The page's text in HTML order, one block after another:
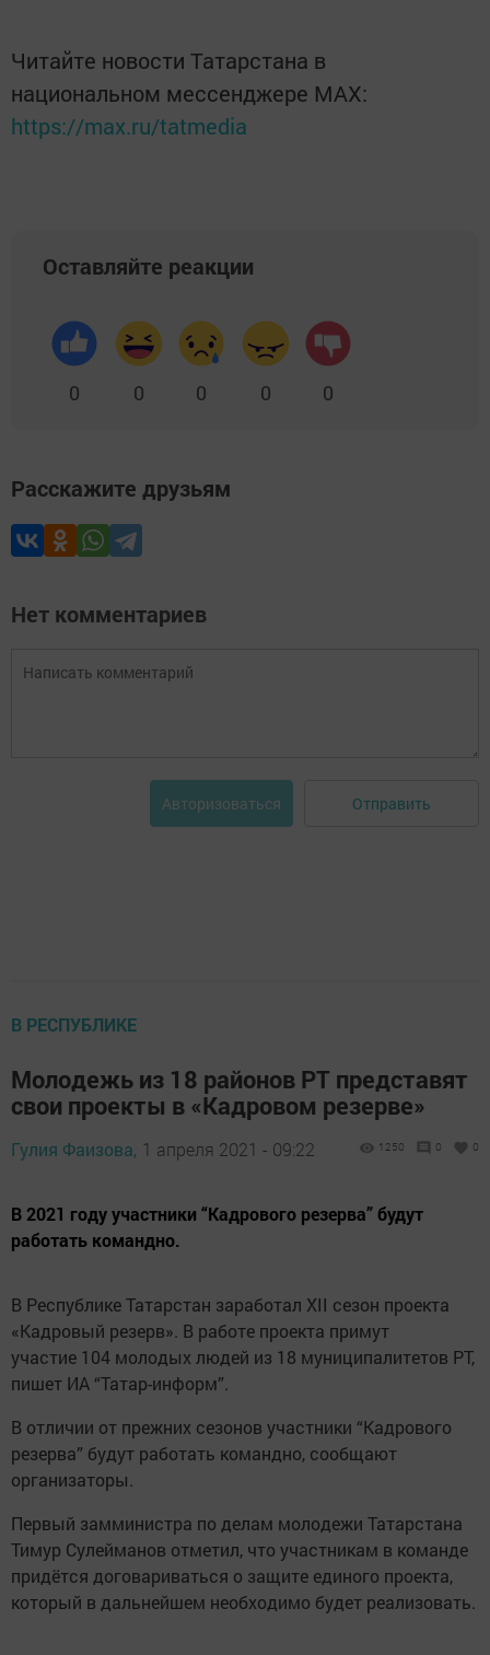
Читайте новости Татарстана в
национальном мессенджере MАХ:
https://max.ru/tatmedia
Оставляйте реакции
0 0 0 0 0
Расскажите друзьям
Нет комментариев
Авторизоваться Отправить
В РЕСПУБЛИКЕ
Молодежь из 18 районов РТ представят
свои проекты в «Кадровом резерве»
Гулия Фаизова, 1 апреля 2021 - 09:22 1250 0 0
В 2021 году участники “Кадрового резерва” будут
работать командно.
В Республике Татарстан заработал XII сезон проекта
«Кадровый резерв». В работе проекта примут
участие 104 молодых людей из 18 муниципалитетов РТ,
пишет ИА “Татар-информ”.
В отличии от прежних сезонов участники “Кадрового
резерва” будут работать командно, сообщают
организаторы.
Первый замминистра по делам молодежи Татарстана
Тимур Сулейманов отметил, что участникам в команде
придётся договариваться о защите единого проекта,
который в дальнейшем необходимо будет реализовать.